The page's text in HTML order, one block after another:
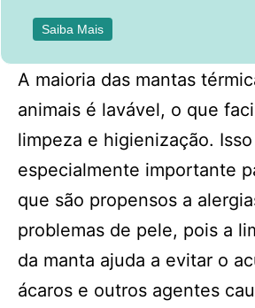
Saiba Mais
A maioria das mantas
animais é lavável, o que
limpeza e higienização.
especialmente importante
que são propensos a
problemas de pele, pois a
da manta ajuda a evitar o
ácaros e outros agentes